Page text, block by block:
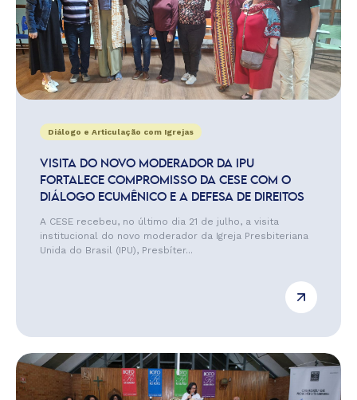
Diálogo e Articulação com Igrejas
VISITA DO NOVO MODERADOR DA IPU
FORTALECE COMPROMISSO DA CESE COM O
DIÁLOGO ECUMÊNICO E A DEFESA DE DIREITOS
A CESE recebeu, no último dia 21 de julho, a visita
institucional do novo moderador da Igreja Presbiteriana
Unida do Brasil (IPU), Presbíter...